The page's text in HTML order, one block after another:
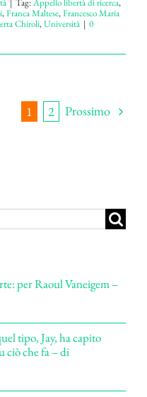
| Tag:Appello libertà di ricerca,
,Franca Maltese,Francesco Maria
Chiroli,Università | 0
1 2 Prossimo
per Raoul Vaneigem –
tipo, Jay, ha capito
ciò che fa – di